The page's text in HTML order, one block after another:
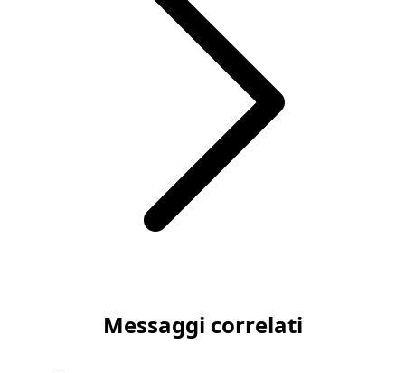
Messaggi correlati